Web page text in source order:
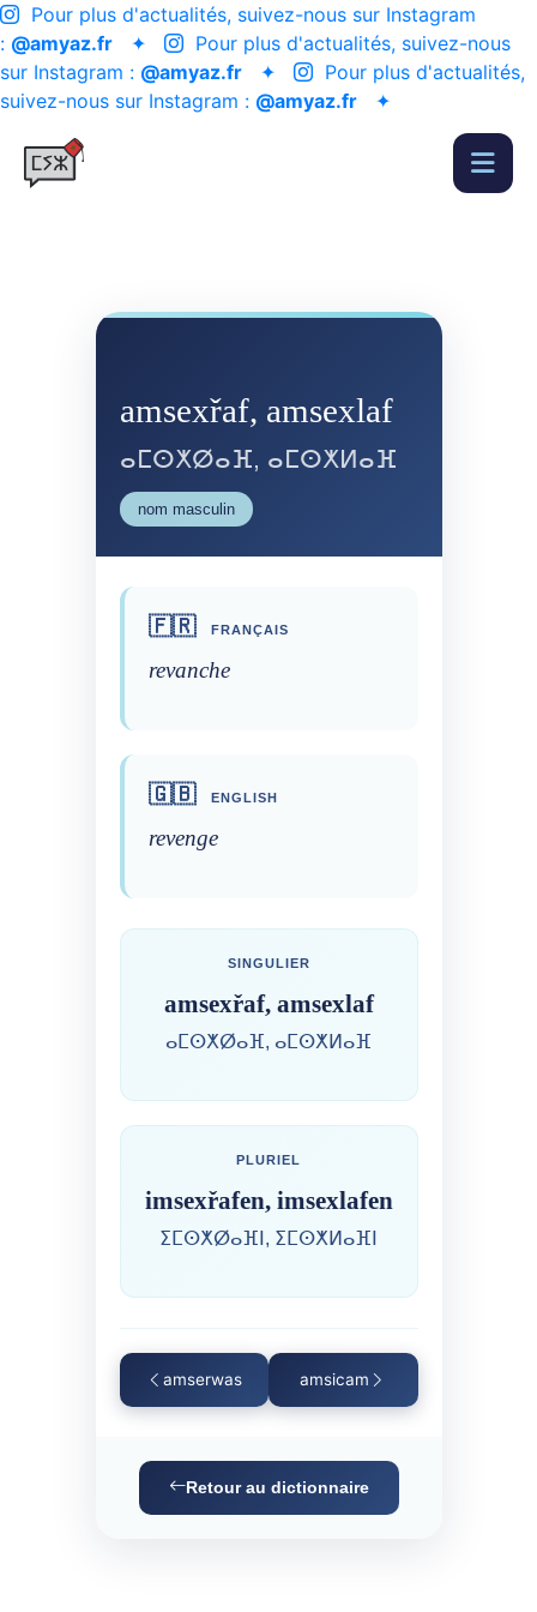
Pour plus d'actualités, suivez-nous sur Instagram
: @amyaz.fr ✦
Pour plus d'actualités, suivez-nous
sur Instagram : @amyaz.fr ✦
Pour plus d'actualités,
suivez-nous sur Instagram : @amyaz.fr ✦
amsexřaf, amsexlaf
ⴰⵎⵙⵅⵁⴰⴼ, ⴰⵎⵙⵅⵍⴰⴼ
nom masculin
🇫🇷 FRANÇAIS
revanche
🇬🇧 ENGLISH
revenge
SINGULIER
amsexřaf, amsexlaf
ⴰⵎⵙⵅⵁⴰⴼ, ⴰⵎⵙⵅⵍⴰⴼ
PLURIEL
imsexřafen, imsexlafen
ⵉⵎⵙⵅⵁⴰⴼⵏ, ⵉⵎⵙⵅⵍⴰⴼⵏ
amserwas amsicam
Retour au dictionnaire